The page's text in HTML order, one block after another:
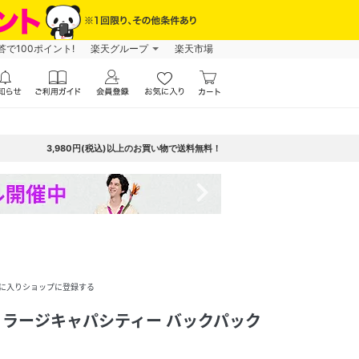
で100ポイント! 楽天グループ 楽天市場
3,980円(税込)以上のお買い物で送料無料！
入りショップに登録する
ージキャパシティー バックパック